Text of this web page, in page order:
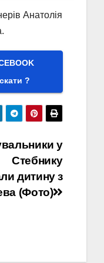
Анатолія
?
у
Стебнику
дитину з
(Фото)